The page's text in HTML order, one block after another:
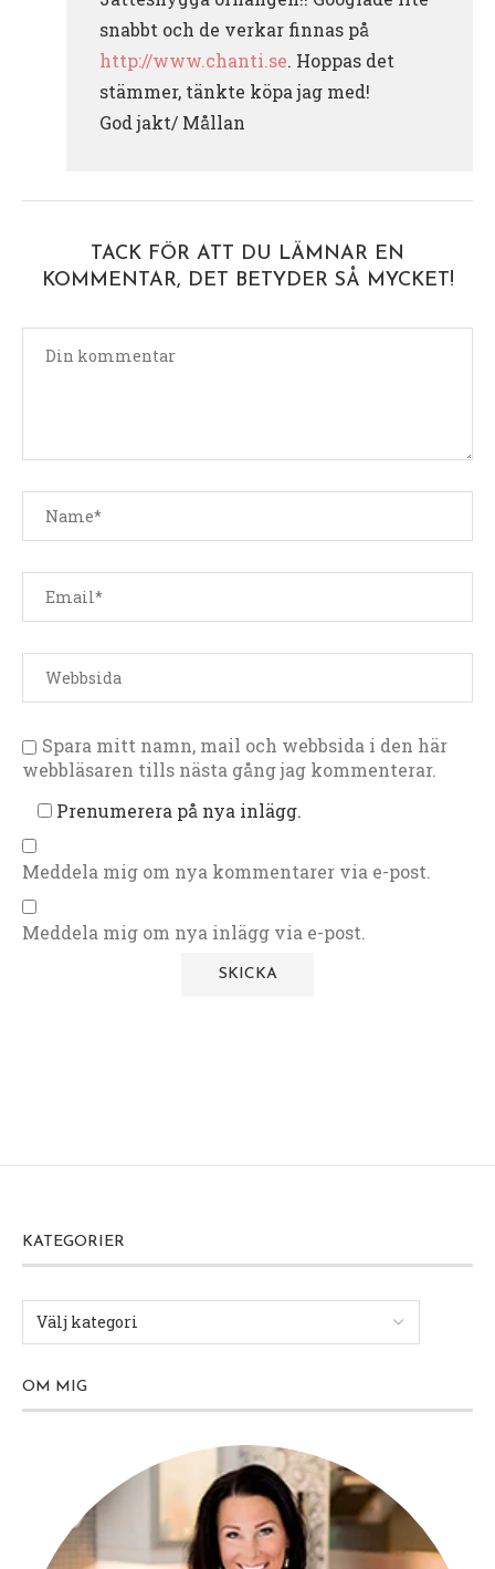
snabbt och de verkar finnas på
http://www.chanti.se. Hoppas det
stämmer, tänkte köpa jag med!
God jakt/ Mållan
TACK FÖR ATT DU LÄMNAR EN
KOMMENTAR, DET BETYDER SÅ MYCKET!
Spara mitt namn, mail och webbsida i den här
webbläsaren tills nästa gång jag kommenterar.
Prenumerera på nya inlägg.
Meddela mig om nya kommentarer via e-post.
Meddela mig om nya inlägg via e-post.
KATEGORIER
OM MIG